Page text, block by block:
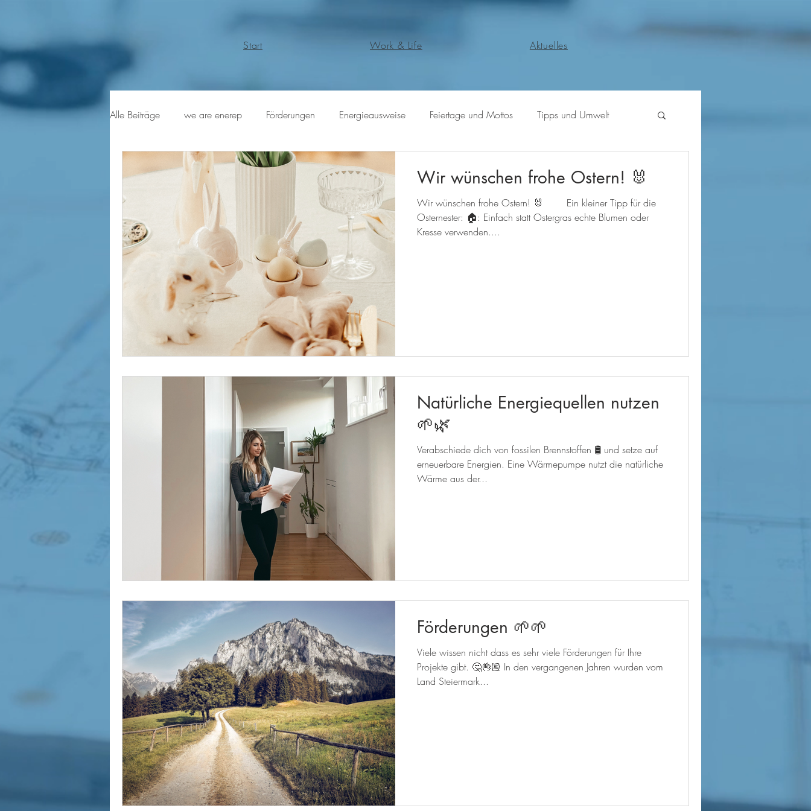
Start Work & Life Aktuelles
Alle Beiträge we are enerep Förderungen Energieausweise Feiertage und Mottos Tipps und Umwelt
Wir wünschen frohe Ostern! 🐰
Wir wünschen frohe Ostern! 🐰 ⠀ ⠀ Ein kleiner Tipp für die
Osternester: 🏠: Einfach statt Ostergras echte Blumen oder
Kresse verwenden....
Natürliche Energiequellen nutzen
🌱🌿
Verabschiede dich von fossilen Brennstoffen 🛢 und setze auf
erneuerbare Energien. Eine Wärmepumpe nutzt die natürliche
Wärme aus der...
Förderungen 🌱🌱
Viele wissen nicht dass es sehr viele Förderungen für Ihre
Projekte gibt. 🤔👌🏼 In den vergangenen Jahren wurden vom
Land Steiermark...